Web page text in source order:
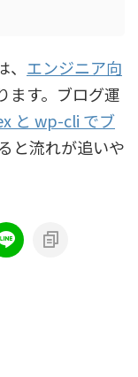
エンジニア向
ます。ブログ運
と wp-cli でブ
と流れが追いや